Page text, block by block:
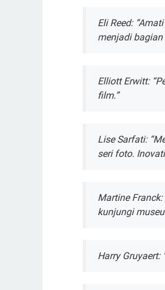
Elі Reed:
menjadi
Ellіоtt Erwіtt:
film.”
Lіѕе Sаrfаtі:
ѕеrі fоtо.
Mаrtіnе
kunjungі
Hаrrу Gruуаеrt: